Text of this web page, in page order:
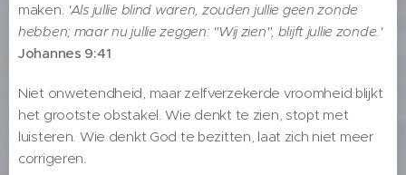
maken. 'Als jullie blind waren, zouden jullie geen zonde
hebben; maar nu jullie zeggen: "Wij zien", blijft jullie zonde.'
Johannes 9:41
Niet onwetendheid, maar zelfverzekerde vroomheid blijkt
het grootste obstakel. Wie denkt te zien, stopt met
luisteren. Wie denkt God te bezitten, laat zich niet meer
corrigeren.